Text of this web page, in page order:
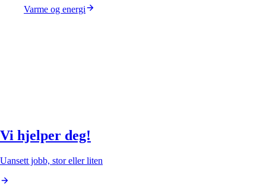
Varme og energi
Vi hjelper deg!
Uansett jobb, stor eller liten